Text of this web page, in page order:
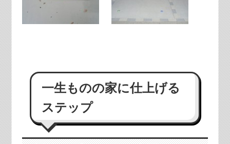
一生ものの家に仕上げる
ステップ